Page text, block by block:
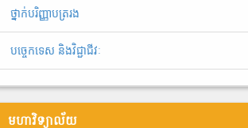
ថ្នាក់បរិញ្ញាបត្ររង
បច្ចេកទេស និងវិជ្ជាជីវៈ
មហាវិទ្យាល័យ